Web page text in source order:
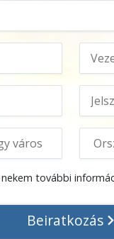
további
Beiratkozás